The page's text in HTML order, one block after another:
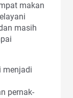
makan
masih
menjadi
pernak-